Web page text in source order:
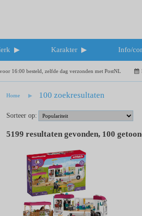
Karakter Info/
16:00 besteld, zelfde dag verzonden met PostNL
Home 100 zoekresultaten
Sorteer op:
5199 resultaten gevonden, 100